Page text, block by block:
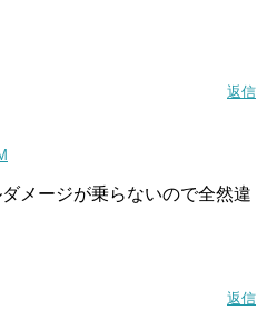
返信
メージが乗らないので全然違
返信